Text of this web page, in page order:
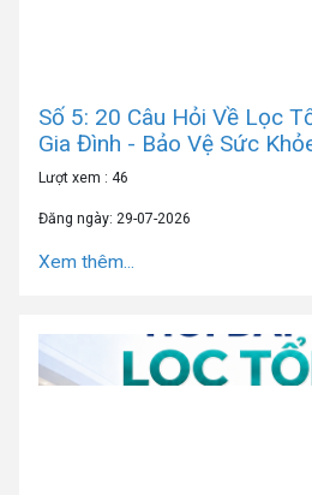
Số 5: 20 Câu Hỏi Về Lọc
Gia Đình - Bảo Vệ Sức
Lượt xem : 46
Đăng ngày: 29-07-2026
Xem thêm...